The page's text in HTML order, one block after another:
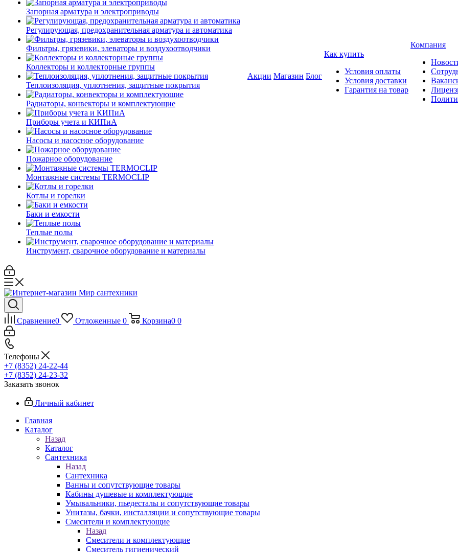
Запорная арматура и электроприводы
Регулирующая, предохранительная арматура и автоматика
Фильтры, грязевики, элеваторы и воздухоотводчики
Коллекторы и коллекторные группы
Теплоизоляция, уплотнения, защитные покрытия
Радиаторы, конвекторы и комплектующие
Приборы учета и КИПиА
Насосы и насосное оборудование
Пожарное оборудование
Монтажные системы TERMOCLIP
Котлы и горелки
Баки и емкости
Теплые полы
Инструмент, сварочное оборудование и материалы
Акции Магазин Блог
Как купить
Условия оплаты
Условия доставки
Гарантия на товар
Компания
Сравнение0 Отложенные 0 Корзина0 0
Телефоны
+7 (8352) 24-22-44
+7 (8352) 24-23-32
Заказать звонок
Личный кабинет
Главная
Каталог
Назад
Каталог
Сантехника
Назад
Сантехника
Ванны и сопутствующие товары
Кабины душевые и комплектующие
Умывальники, пьедесталы и сопутствующие товары
Унитазы, бачки, инсталляции и сопутствующие товары
Смесители и комплектующие
Назад
Смесители и комплектующие
Смеситель гигиенический